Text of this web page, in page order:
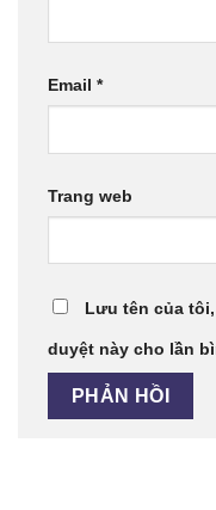
Email *
Trang web
Lưu tên của
duyệt này cho lần